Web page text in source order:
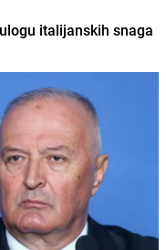
italijanskih snaga